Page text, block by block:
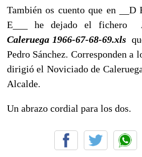
También os cuento que en
E___ he dejado el fichero
Caleruega 1966-67-68-69.xls
Pedro Sánchez. Corresponden a
dirigió el Noviciado de
Alcalde.
Un abrazo cordial para los dos.